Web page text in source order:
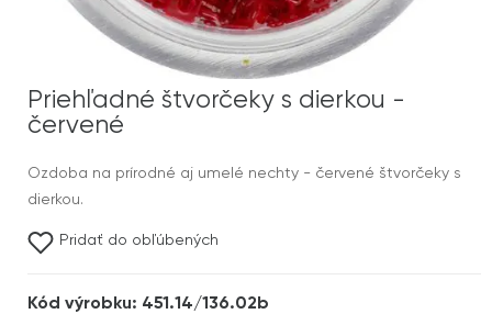
Priehľadné štvorčeky s dierkou -
červené
Ozdoba na prírodné aj umelé nechty - červené štvorčeky s
dierkou.
Pridať do obľúbených
Kód výrobku: 451.14/136.02b